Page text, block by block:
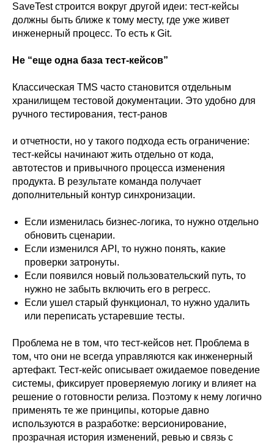
SaveTest строится вокруг другой идеи: тест-кейсы
должны быть ближе к тому месту, где уже живет
инженерный процесс. То есть к Git.
Не “еще одна база тест-кейсов”
Классическая TMS часто становится отдельным
хранилищем тестовой документации. Это удобно для
ручного тестирования, тест-ранов
и отчетности, но у такого подхода есть ограничение:
тест-кейсы начинают жить отдельно от кода,
автотестов и привычного процесса изменения
продукта. В результате команда получает
дополнительный контур синхронизации.
Если изменилась бизнес-логика, то нужно отдельно
обновить сценарии.
Если изменился API, то нужно понять, какие
проверки затронуты.
Если появился новый пользовательский путь, то
нужно не забыть включить его в регресс.
Если ушел старый функционал, то нужно удалить
или переписать устаревшие тесты.
Проблема не в том, что тест-кейсов нет. Проблема в
том, что они не всегда управляются как инженерный
артефакт. Тест-кейс описывает ожидаемое поведение
системы, фиксирует проверяемую логику и влияет на
решение о готовности релиза. Поэтому к нему логично
применять те же принципы, которые давно
используются в разработке: версионирование,
прозрачная история изменений, ревью и связь с